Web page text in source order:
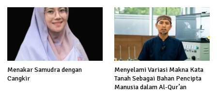
Menakar Samudra dengan
Cangkir
Menyelami Variasi Makna Kata
Tanah Sebagai Bahan Pencipta
Manusia dalam Al-Qur’an